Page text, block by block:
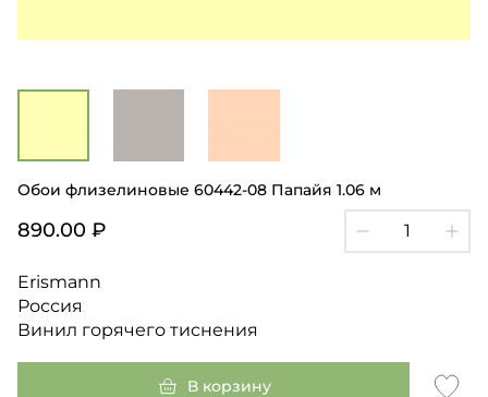
Обои флизелиновые 60442-08 Папайя 1.06 м
890.00 ₽
Erismann
Россия
Винил горячего тиснения
В корзину